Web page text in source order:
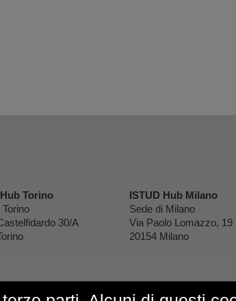
Torino
30/A
ISTUD Hub Milano
Sede di Milano
Via Paolo Lomazzo, 19
20154 Milano